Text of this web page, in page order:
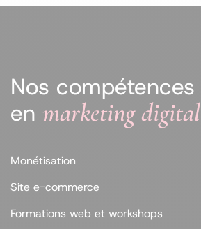
Nos compétences
en marketing digital
Monétisation
Site e-commerce
Formations web et workshops